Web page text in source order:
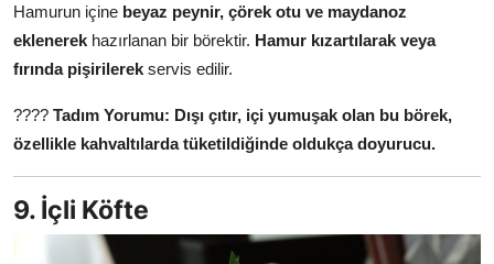
Hamurun içine beyaz peynir, çörek otu ve maydanoz
eklenerek hazırlanan bir börektir. Hamur kızartılarak veya
fırında pişirilerek servis edilir.
???? Tadım Yorumu: Dışı çıtır, içi yumuşak olan bu börek,
özellikle kahvaltılarda tüketildiğinde oldukça doyurucu.
9. İçli Köfte